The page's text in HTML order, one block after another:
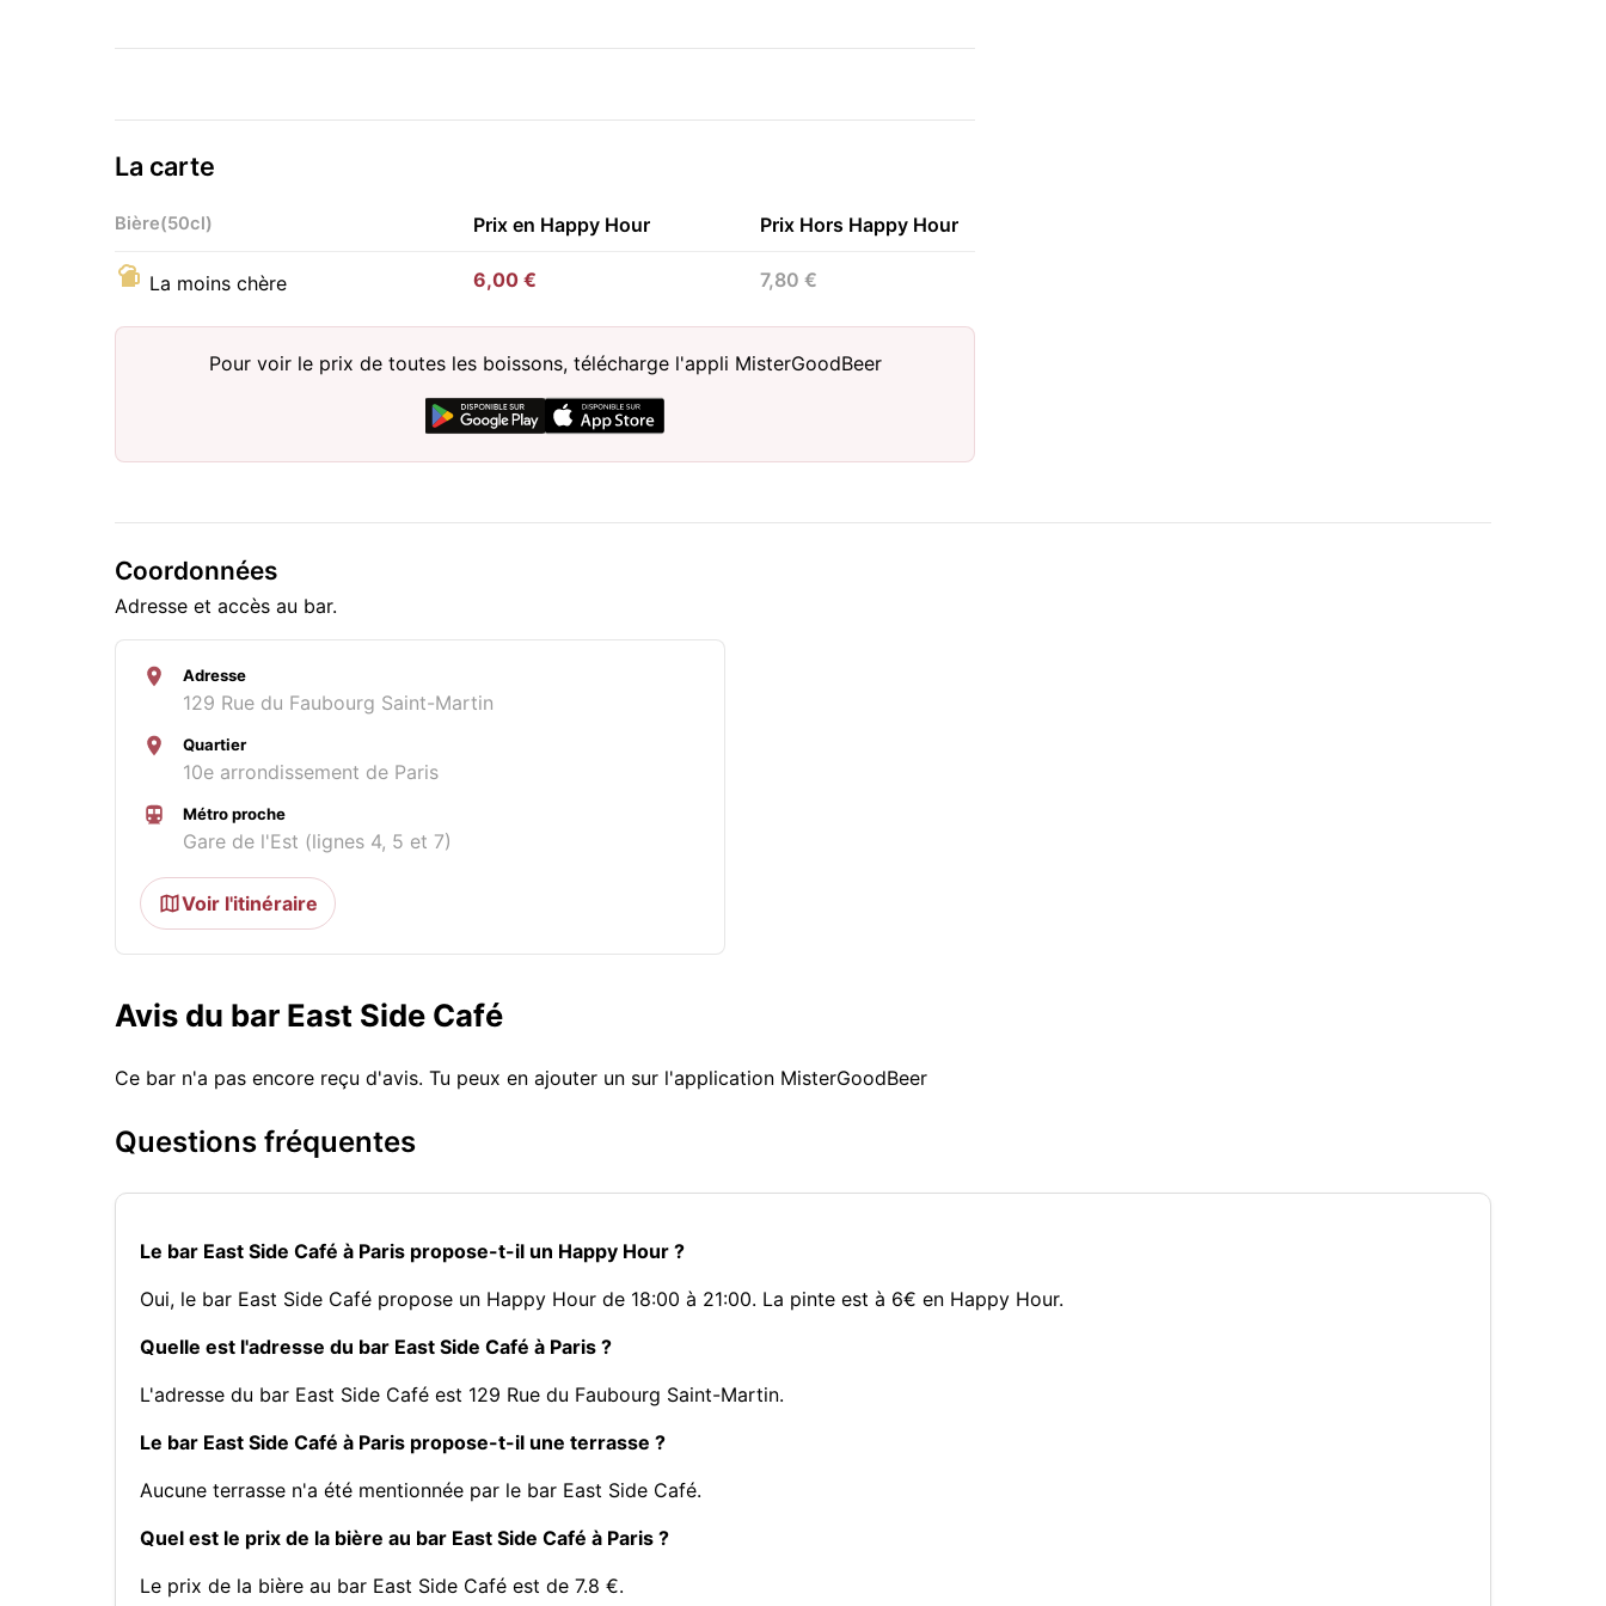
La carte
Bière(50cl) Prix en Happy Hour Prix Hors Happy Hour
La moins chère 6,00 € 7,80 €
Pour voir le prix de toutes les boissons, télécharge l'appli MisterGoodBeer
Coordonnées
Adresse et accès au bar.
Adresse
129 Rue du Faubourg Saint-Martin
Quartier
10e arrondissement de Paris
Métro proche
Gare de l'Est (lignes 4, 5 et 7)
Voir l'itinéraire
Avis du bar East Side Café
Ce bar n'a pas encore reçu d'avis. Tu peux en ajouter un sur l'application MisterGoodBeer
Questions fréquentes
Le bar East Side Café à Paris propose-t-il un Happy Hour ?
Oui, le bar East Side Café propose un Happy Hour de 18:00 à 21:00. La pinte est à 6€ en Happy Hour.
Quelle est l'adresse du bar East Side Café à Paris ?
L'adresse du bar East Side Café est 129 Rue du Faubourg Saint-Martin.
Le bar East Side Café à Paris propose-t-il une terrasse ?
Aucune terrasse n'a été mentionnée par le bar East Side Café.
Quel est le prix de la bière au bar East Side Café à Paris ?
Le prix de la bière au bar East Side Café est de 7.8 €.